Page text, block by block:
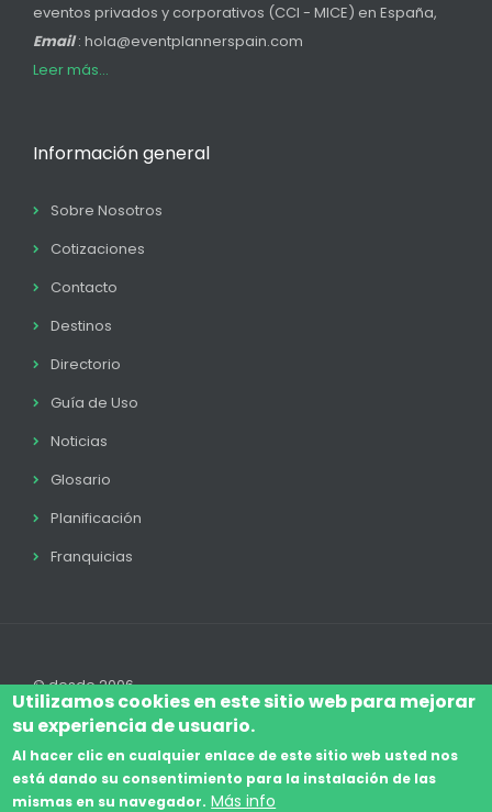
eventos privados y corporativos (CCI - MICE) en España,
Email: hola@eventplannerspain.com
Leer más...
Información general
Sobre Nosotros
Cotizaciones
Contacto
Destinos
Directorio
Guía de Uso
Noticias
Glosario
Planificación
Franquicias
© desde 2006
Aviso Legal Legal
Utilizamos cookies en este sitio web para mejorar
su experiencia de usuario.
Al hacer clic en cualquier enlace de este sitio web usted nos
está dando su consentimiento para la instalación de las
mismas en su navegador. Más info